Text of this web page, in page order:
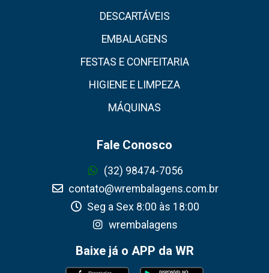
DESCARTÁVEIS
EMBALAGENS
FESTAS E CONFEITARIA
HIGIENE E LIMPEZA
MÁQUINAS
Fale Conosco
(32) 98474-7056
contato@wrembalagens.com.br
Seg a Sex 8:00 às 18:00
wrembalagens
Baixe já o APP da WR